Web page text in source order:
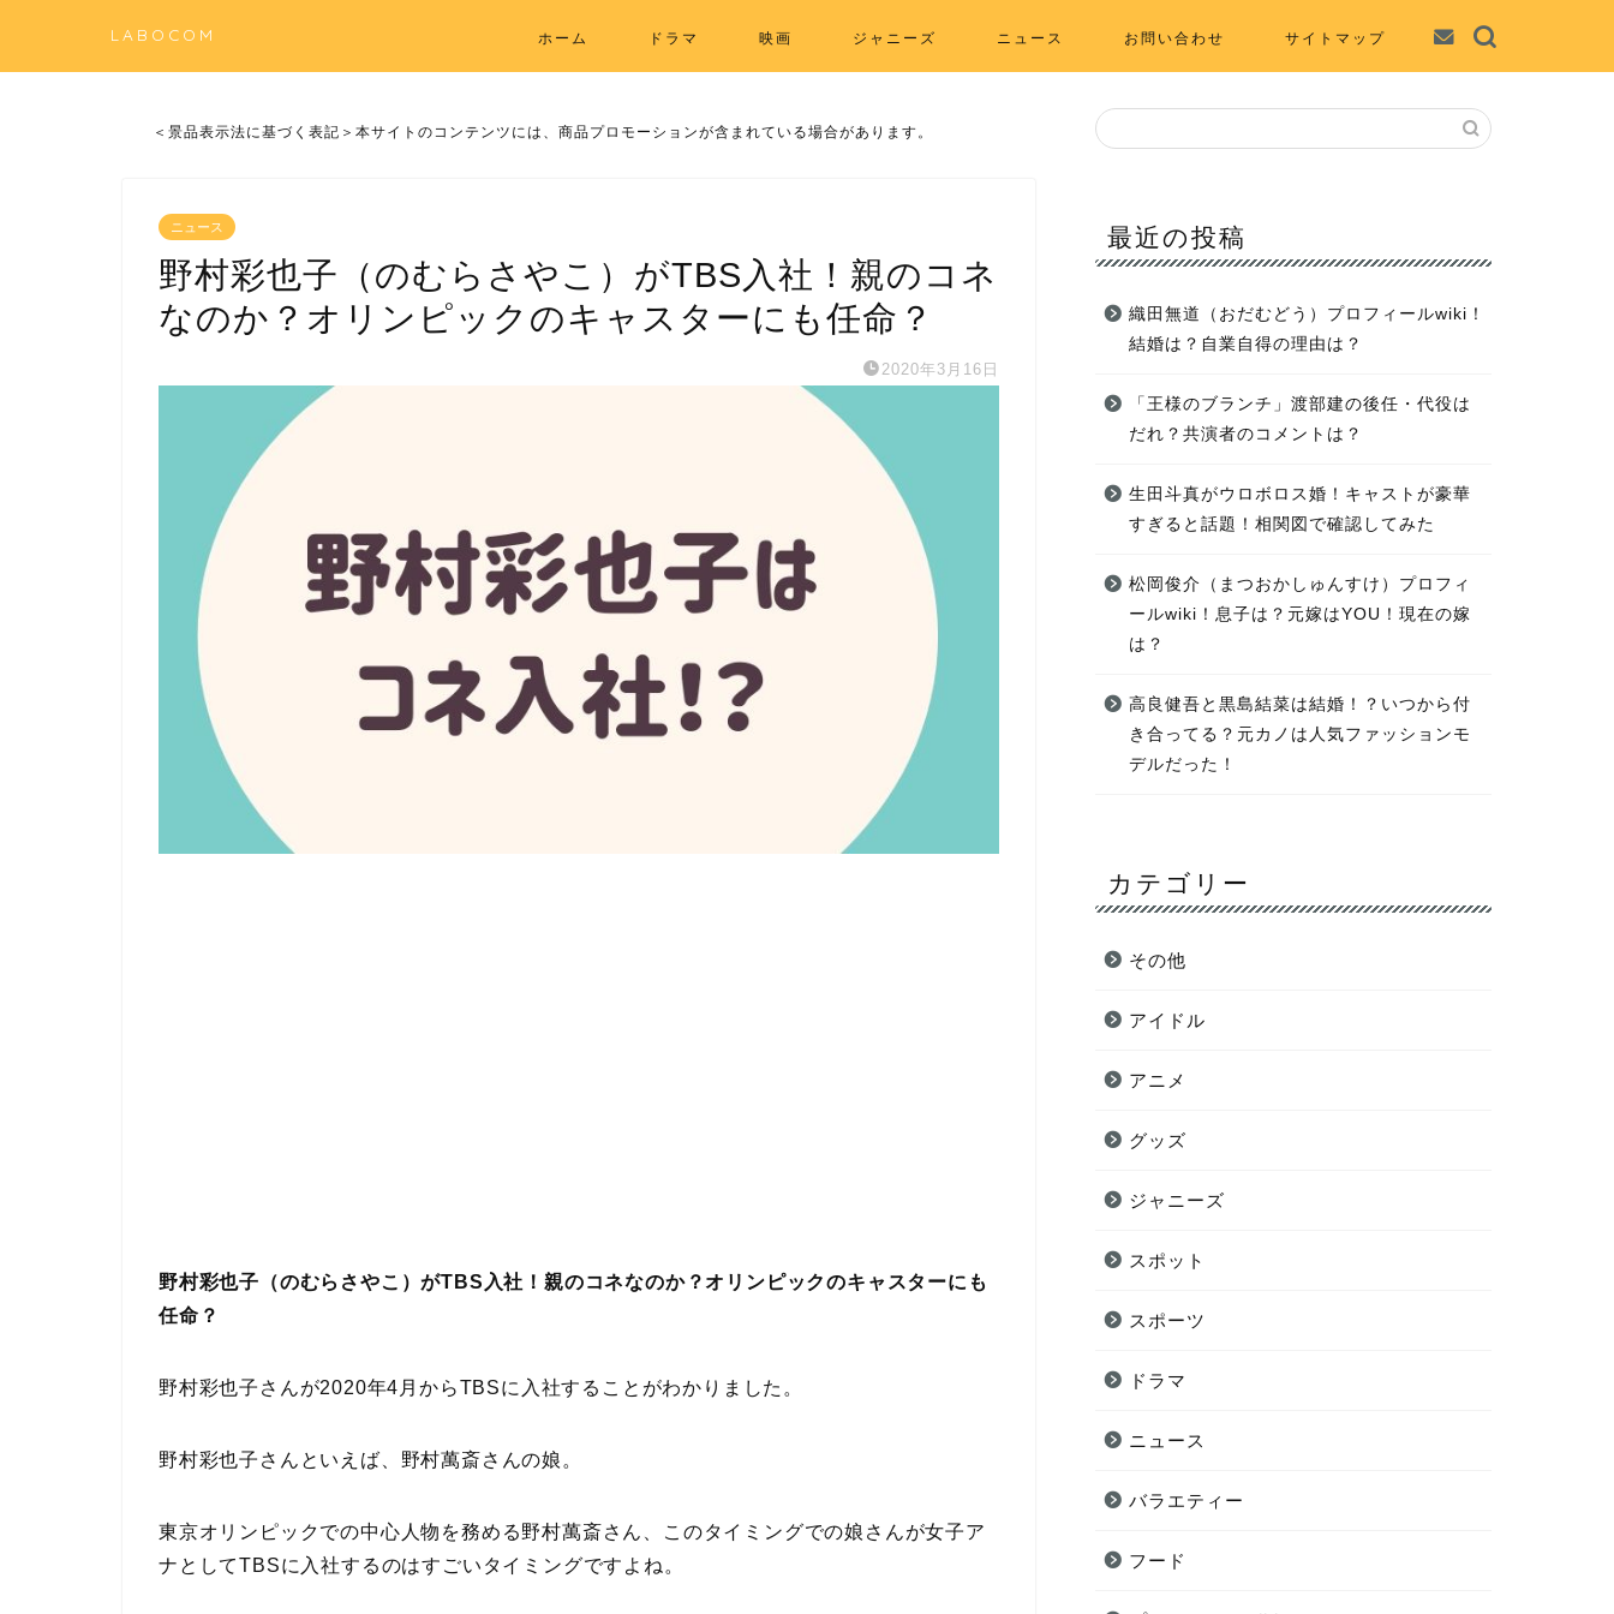
LABOCOM ホーム ドラマ 映画 ジャニーズ ニュース お問い合わせ サイトマップ
＜景品表示法に基づく表記＞本サイトのコンテンツには、商品プロモーションが含まれている場合があります。
ニュース
野村彩也子（のむらさやこ）がTBS入社！親のコネ
なのか？オリンピックのキャスターにも任命？
2020年3月16日
野村彩也子（のむらさやこ）がTBS入社！親のコネなのか？オリンピックのキャスターにも
任命？
野村彩也子さんが2020年4月からTBSに入社することがわかりました。
野村彩也子さんといえば、野村萬斎さんの娘。
東京オリンピックでの中心人物を務める野村萬斎さん、このタイミングでの娘さんが女子ア
ナとしてTBSに入社するのはすごいタイミングですよね。
最近の投稿
織田無道（おだむどう）プロフィールwiki！
結婚は？自業自得の理由は？
「王様のブランチ」渡部建の後任・代役は
だれ？共演者のコメントは？
生田斗真がウロボロス婚！キャストが豪華
すぎると話題！相関図で確認してみた
松岡俊介（まつおかしゅんすけ）プロフィ
ールwiki！息子は？元嫁はYOU！現在の嫁
は？
高良健吾と黒島結菜は結婚！？いつから付
き合ってる？元カノは人気ファッションモ
デルだった！
カテゴリー
その他
アイドル
アニメ
グッズ
ジャニーズ
スポット
スポーツ
ドラマ
ニュース
バラエティー
フード